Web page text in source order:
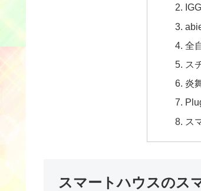
全
ス
炎
ス
スマートハウスのス